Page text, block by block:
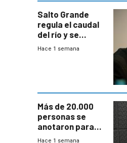
Salto Grande
regula el caudal
del río y se
prepara para un
Hace 1 semana
Más de 20.000
personas se
anotaron para
las pruebas
Hace 1 semana